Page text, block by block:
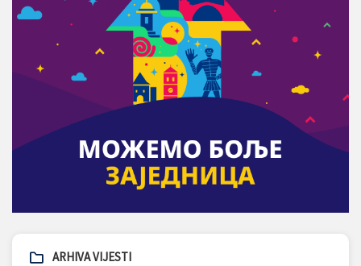
ARHIVA VIJESTI